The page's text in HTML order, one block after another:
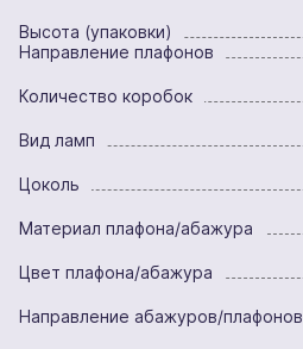
Высота (упаковки)
Направление плафонов
Количество коробок
Вид ламп
Цоколь
Материал плафона/абажура
Цвет плафона/абажура
Направление абажуров/плафонов